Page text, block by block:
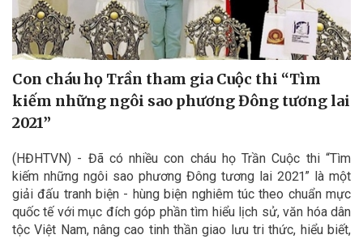
Con cháu họ Trần tham gia Cuộc thi “Tìm
kiếm những ngôi sao phương Đông tương lai
2021”
(HĐHTVN) - Đã có nhiều con cháu họ Trần Cuộc thi “Tìm
kiếm những ngôi sao phương Đông tương lai 2021” là một
giải đấu tranh biện - hùng biện nghiêm túc theo chuẩn mực
quốc tế với mục đích góp phần tìm hiểu lịch sử, văn hóa dân
tộc Việt Nam, nâng cao tinh thần giao lưu tri thức, hiểu biết,